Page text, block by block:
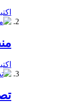
اکتبر 22,
اکتبر 21,